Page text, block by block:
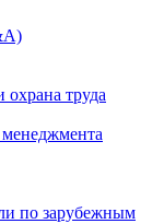
труда
менеджмента
по зарубежным